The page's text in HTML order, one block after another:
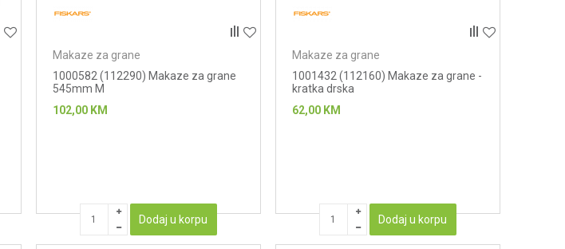
Makaze za grane
1000582 (112290) Makaze za grane
545mm M
102,00 KM
Dodaj u korpu
Makaze za grane
1001432 (112160) Makaze za grane -
kratka drska
62,00 KM
Dodaj u korpu